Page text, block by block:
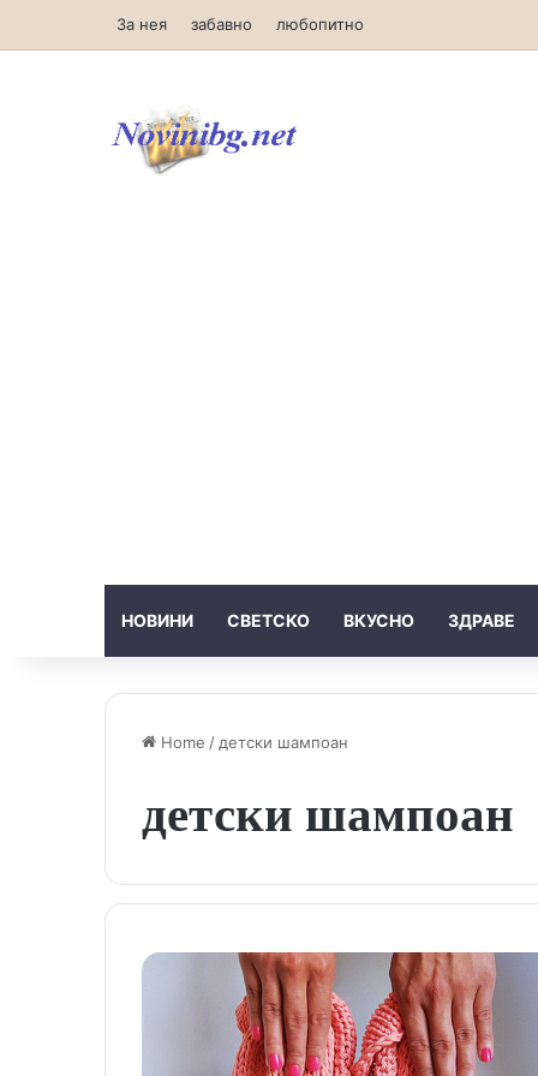
За нея забавно любопитно
НОВИНИ СВЕТСКО ВКУСНО ЗДРАВЕ
Home / детски шампоан
детски шампоан